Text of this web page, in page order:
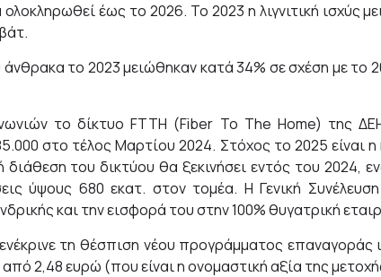
έως το 2026. Το 2023 η λιγνιτική ισχύς
το 2023 μειώθηκαν κατά 34% σε σχέση με το
το δίκτυο FTTH (Fiber To The Home) της
στο τέλος Μαρτίου 2024. Στόχος το 2025 είναι
διάθεση του δικτύου θα ξεκινήσει εντός του 2024,
ύψους 680 εκατ. στον τομέα. Η Γενική
και την εισφορά του στην 100% θυγατρική
ενέκρινε τη θέσπιση νέου προγράμματος επαναγοράς
από 2,48 ευρώ (που είναι η ονομαστική αξία της